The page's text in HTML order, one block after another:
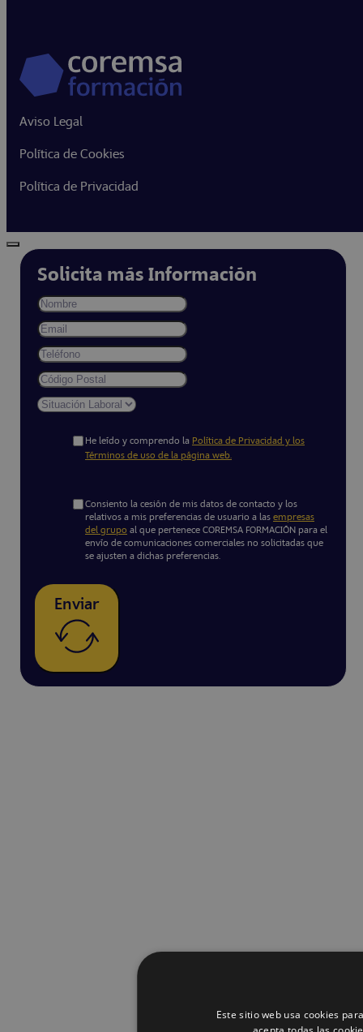
Aviso Legal
Política de Cookies
Política de Privacidad
Solicita más Información
He leído y comprendo la Política de Privacidad y los
Términos de uso de la página web.
Consiento la cesión de mis datos de contacto y los
relativos a mis preferencias de usuario a las empresas
del grupo al que pertenece COREMSA FORMACIÓN para el
envío de comunicaciones comerciales no solicitadas que
se ajusten a dichas preferencias.
Enviar
Este sitio web usa cookies